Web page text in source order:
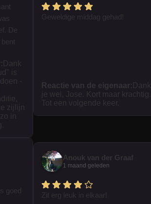
De
Dank
is
-
zijlijn
in
Geweldige middag gehad!
Reactie van de eigenaar: Dank
je wel, Jose. Kort maar krachtig.
Tot een volgende keer.
goed
Anouk van der Graaf
1 maand geleden
Zit erg leuk in elkaar!